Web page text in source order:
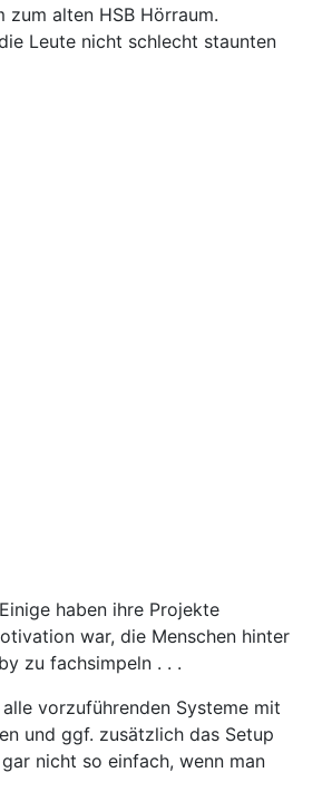
alten HSB Hörraum.
Leute nicht schlecht staunten
haben ihre Projekte
war, die Menschen hinter
zu fachsimpeln . . .
vorzuführenden Systeme mit
und ggf. zusätzlich das Setup
nicht so einfach, wenn man